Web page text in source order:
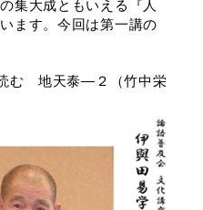
集大成ともいえる『人
ます。今回は第一講の
む 地天泰―２（竹中栄